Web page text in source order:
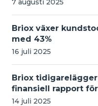
7 augusti 2025
Briox växer
med 43%
16 juli 2025
Briox
finansiell rapport för
14 juli 2025